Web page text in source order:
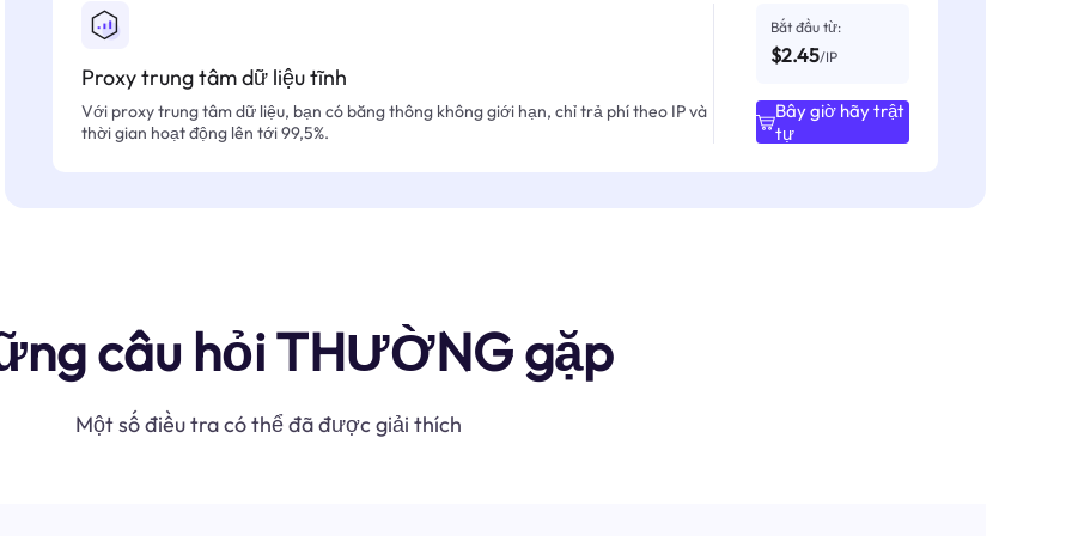
Proxy trung tâm dữ liệu tĩnh
Với proxy trung tâm dữ liệu, bạn có băng thông không giới hạn, chỉ trả phí theo IP và
thời gian hoạt động lên tới 99,5%.
Bắt đầu từ:
$2.45/IP
Bây giờ hãy trật
tự
câu hỏi THƯỜNG gặp
Một số điều tra có thể đã được giải thích